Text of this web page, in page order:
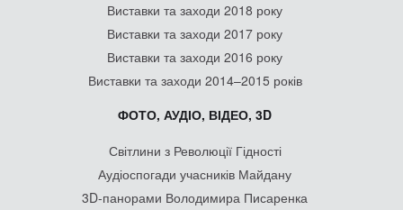
Виставки та заходи 2018 року
Виставки та заходи 2017 року
Виставки та заходи 2016 року
Виставки та заходи 2014–2015 років
ФОТО, АУДІО, ВІДЕО, 3D
Світлини з Революції Гідності
Аудіоспогади учасників Майдану
3D-панорами Володимира Писаренка